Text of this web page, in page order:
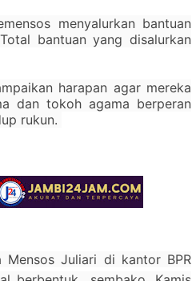
menyalurkan bantuan
bantuan yang disalurkan
harapan agar mereka
dan tokoh agama berperan
rukun.
Mensos Juliari di kantor BPR